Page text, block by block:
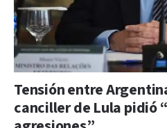
Tensión entre
canciller de Lula pidió